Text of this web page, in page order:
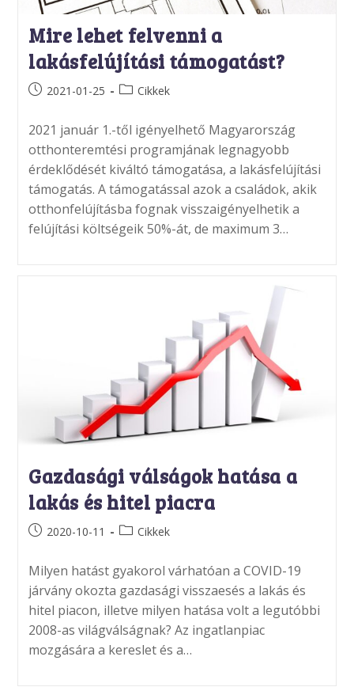
Mire lehet felvenni a
lakásfelújítási támogatást?
Post2021-01-25
PostCikkek
2021 január 1.-től igényelhető Magyarország
otthonteremtési programjának legnagyobb
érdeklődését kiváltó támogatása, a lakásfelújítási
támogatás. A támogatással azok a családok, akik
otthonfelújításba fognak visszaigényelhetik a
felújítási költségeik 50%-át, de maximum 3…
Gazdasági válságok hatása a
lakás és hitel piacra
Post2020-10-11
PostCikkek
Milyen hatást gyakorol várhatóan a COVID-19
járvány okozta gazdasági visszaesés a lakás és
hitel piacon, illetve milyen hatása volt a legutóbbi
2008-as világválságnak? Az ingatlanpiac
mozgására a kereslet és a…